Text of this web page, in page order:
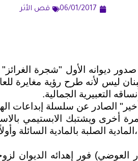
06/01/2017 قص الأثر
صدور ديوانه الأول "شجرة
ليس لأنه طرح رؤية مغايرة
التعبيرية الجمالية.
الصادر عن سلسلة إبداعات
أخرى ويشتبك الابستيمي
الصلبة بالمادية السائلة
العوضي) فور إهدائه الديوان